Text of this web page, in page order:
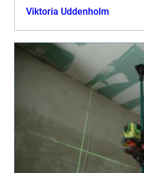
djupdykning i
Viktoria Uddenholm